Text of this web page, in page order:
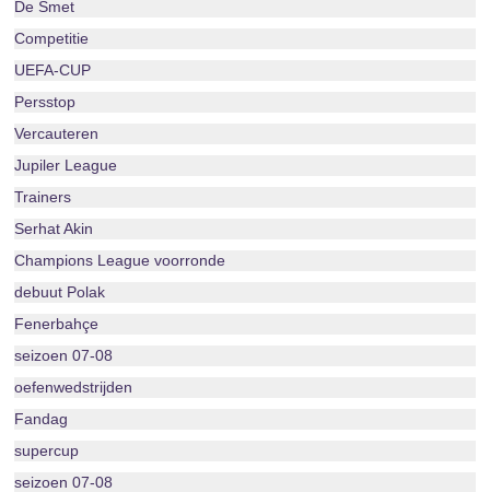
De Smet
Competitie
UEFA-CUP
Persstop
Vercauteren
Jupiler League
Trainers
Serhat Akin
Champions League voorronde
debuut Polak
Fenerbahçe
seizoen 07-08
oefenwedstrijden
Fandag
supercup
seizoen 07-08